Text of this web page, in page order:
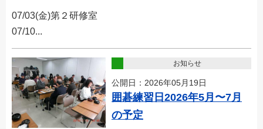
07/03(金)第２研修室
07/10...
お知らせ
公開日：2026年05月19日
囲碁練習日2026年5月〜7月
の予定